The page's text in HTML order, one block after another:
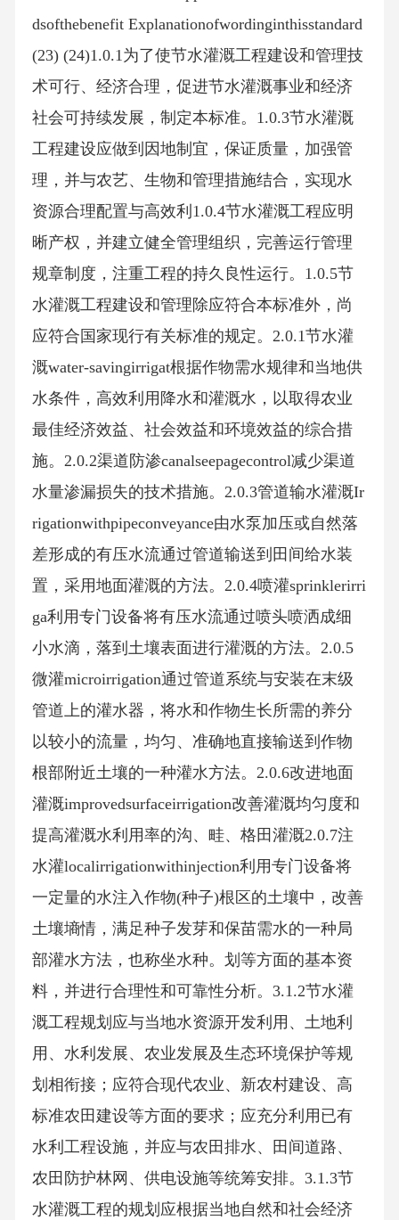
dsofthebenefit Explanationofwordinginthisstandard
(23) (24)1.0.1为了使节水灌溉工程建设和管理技
术可行、经济合理，促进节水灌溉事业和经济
社会可持续发展，制定本标准。1.0.3节水灌溉
工程建设应做到因地制宜，保证质量，加强管
理，并与农艺、生物和管理措施结合，实现水
资源合理配置与高效利1.0.4节水灌溉工程应明
晰产权，并建立健全管理组织，完善运行管理
规章制度，注重工程的持久良性运行。1.0.5节
水灌溉工程建设和管理除应符合本标准外，尚
应符合国家现行有关标准的规定。2.0.1节水灌
溉water-savingirrigat根据作物需水规律和当地供
水条件，高效利用降水和灌溉水，以取得农业
最佳经济效益、社会效益和环境效益的综合措
施。2.0.2渠道防渗canalseepagecontrol减少渠道
水量渗漏损失的技术措施。2.0.3管道输水灌溉Ir
rigationwithpipeconveyance由水泵加压或自然落
差形成的有压水流通过管道输送到田间给水装
置，采用地面灌溉的方法。2.0.4喷灌sprinklerirri
ga利用专门设备将有压水流通过喷头喷洒成细
小水滴，落到土壤表面进行灌溉的方法。2.0.5
微灌microirrigation通过管道系统与安装在末级
管道上的灌水器，将水和作物生长所需的养分
以较小的流量，均匀、准确地直接输送到作物
根部附近土壤的一种灌水方法。2.0.6改进地面
灌溉improvedsurfaceirrigation改善灌溉均匀度和
提高灌溉水利用率的沟、畦、格田灌溉2.0.7注
水灌localirrigationwithinjection利用专门设备将
一定量的水注入作物(种子)根区的土壤中，改善
土壤墒情，满足种子发芽和保苗需水的一种局
部灌水方法，也称坐水种。划等方面的基本资
料，并进行合理性和可靠性分析。3.1.2节水灌
溉工程规划应与当地水资源开发利用、土地利
用、水利发展、农业发展及生态环境保护等规
划相衔接；应符合现代农业、新农村建设、高
标准农田建设等方面的要求；应充分利用已有
水利工程设施，并应与农田排水、田间道路、
农田防护林网、供电设施等统筹安排。3.1.3节
水灌溉工程的规划应根据当地自然和社会经济